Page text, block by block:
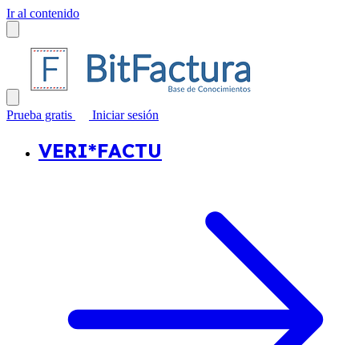
Ir al contenido
Prueba gratis Iniciar sesión
VERI*FACTU